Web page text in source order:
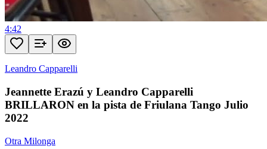
4:42
Leandro Capparelli
Jeannette Erazú y Leandro Capparelli
BRILLARON en la pista de Friulana Tango Julio
2022
Otra Milonga